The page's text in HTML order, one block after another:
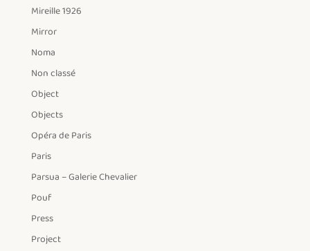
Mireille 1926
Mirror
Noma
Non classé
Object
Objects
Opéra de Paris
Paris
Parsua – Galerie Chevalier
Pouf
Press
Project